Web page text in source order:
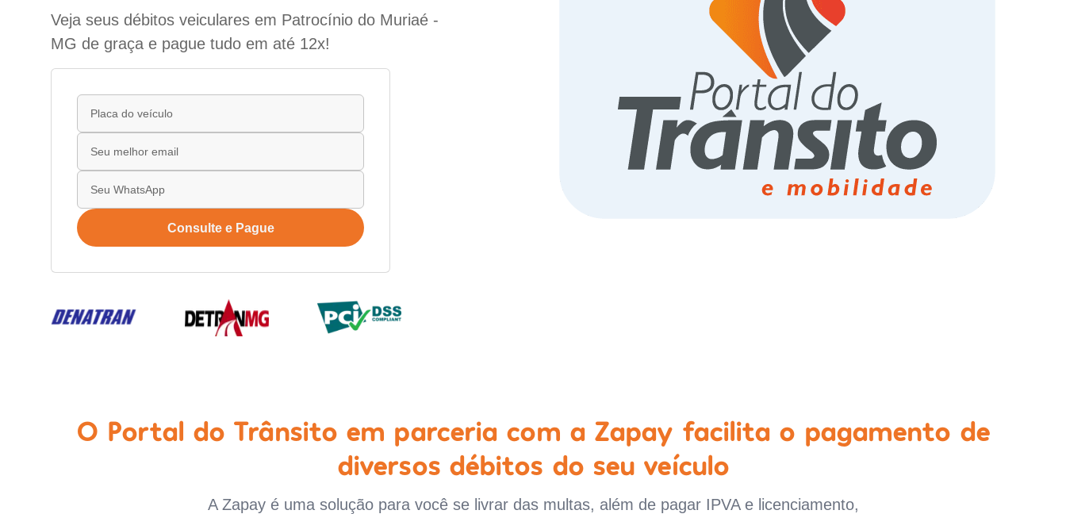
Veja seus débitos veiculares em Patrocínio do Muriaé -
MG de graça e pague tudo em até 12x!
Consulte e Pague
O Portal do Trânsito em parceria com a Zapay facilita o pagamento de
diversos débitos do seu veículo
A Zapay é uma solução para você se livrar das multas, além de pagar IPVA e licenciamento,